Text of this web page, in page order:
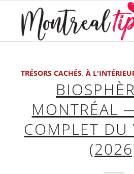
TRÉSORS CACHÉS, À
MONTRÉAL
COMPLET DU